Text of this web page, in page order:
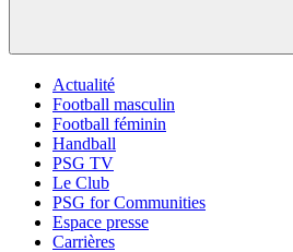
Actualité
Football masculin
Football féminin
Handball
PSG TV
Le Club
PSG for Communities
Espace presse
Carrières